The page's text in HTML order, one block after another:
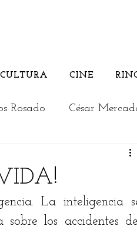
CULTURA CINE
Rosado César
Jurídica Cultura
La inteligencia
los accidentes